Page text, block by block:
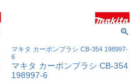
マキタ カーボンブラシ CB-354 198997-
6
マキタ カーボンブラシ CB-354
198997-6